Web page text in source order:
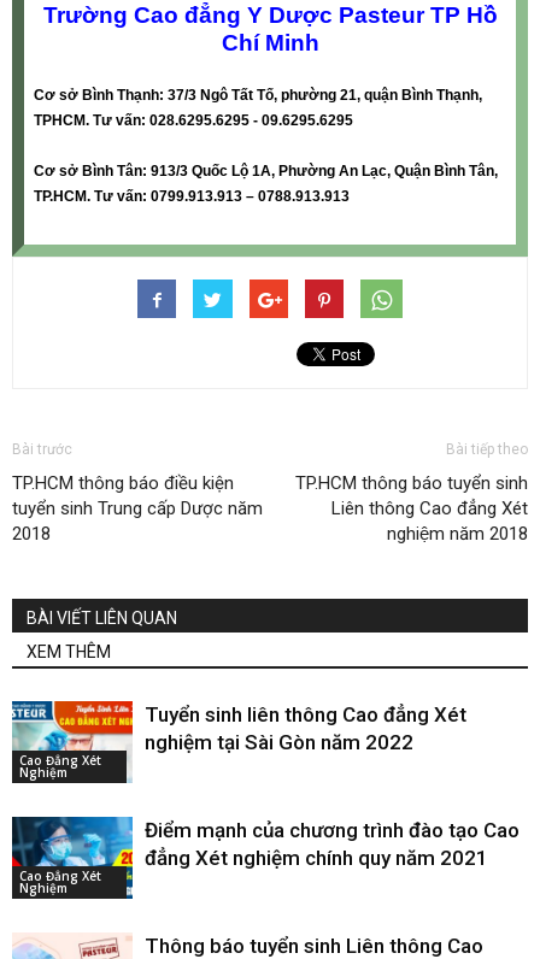
Trường Cao đẳng Y Dược Pasteur TP Hồ
Chí Minh
Cơ sở Bình Thạnh: 37/3 Ngô Tất Tố, phường 21, quận Bình Thạnh,
TPHCM. Tư vấn: 028.6295.6295 - 09.6295.6295
Cơ sở Bình Tân: 913/3 Quốc Lộ 1A, Phường An Lạc, Quận Bình Tân,
TP.HCM. Tư vấn: 0799.913.913 – 0788.913.913
Bài trước
TP.HCM thông báo điều kiện
tuyển sinh Trung cấp Dược năm
2018
Bài tiếp theo
TP.HCM thông báo tuyển sinh
Liên thông Cao đẳng Xét
nghiệm năm 2018
BÀI VIẾT LIÊN QUAN
XEM THÊM
Cao Đẳng Xét
Nghiệm
Tuyển sinh liên thông Cao đẳng Xét
nghiệm tại Sài Gòn năm 2022
Cao Đẳng Xét
Nghiệm
Điểm mạnh của chương trình đào tạo Cao
đẳng Xét nghiệm chính quy năm 2021
Thông báo tuyển sinh Liên thông Cao